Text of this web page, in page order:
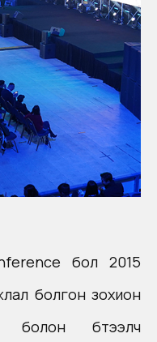
бол 2015
болгон зохион
болон бүтээлч